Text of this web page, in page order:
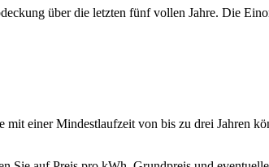
über die letzten fünf vollen Jahre. Die
einer Mindestlaufzeit von bis zu drei Jahren